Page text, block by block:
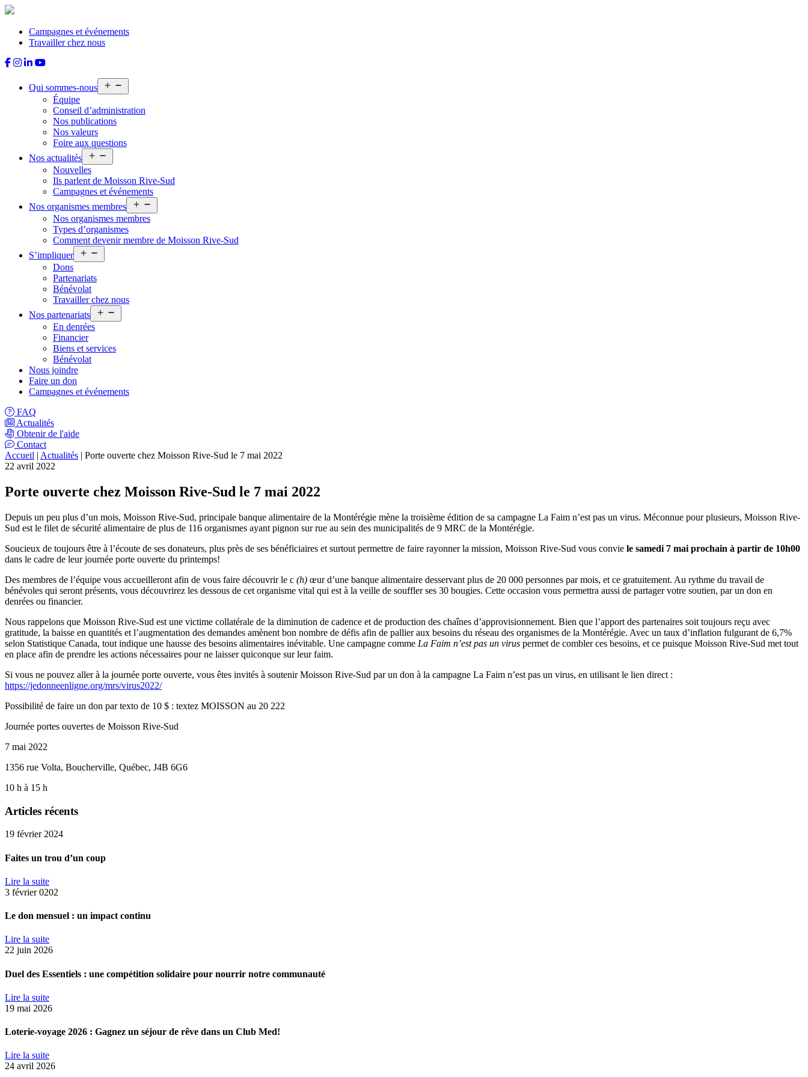
Aller
contenuCampagnes et événements
Travailler chez nous
Qui sommes-nous
le
Équipe
Conseil d’administration
Nos publications
Nos valeurs
Foire aux questions
Nos actualités
le
Nouvelles
Ils parlent de Moisson Rive-Sud
Campagnes et événements
Nos organismes membres
le
Nos organismes membres
Types d’organismes
Comment devenir membre de Moisson Rive-Sud
S’impliquer
le
Dons
Partenariats
Bénévolat
Travailler chez nous
Nos partenariats
le
En denrées
Financier
Biens et services
Bénévolat
Nous joindre
Faire un don
Campagnes et événements
FAQ
Actualités
Obtenir de l'aide
Contact
Accueil | Actualités | Porte ouverte chez Moisson Rive-Sud le 7 mai 2022
22 avril 2022
Porte ouverte chez Moisson Rive-Sud le 7 mai 2022
Depuis un peu plus d’un mois, Moisson Rive-Sud, principale banque alimentaire de la Montérégie mène la troisième édition de sa campagne La Faim n’est pas un virus. Méconnue pour plusieurs, Moisson Rive-
Sud est le filet de sécurité alimentaire de plus de 116 organismes ayant pignon sur rue au sein des municipalités de 9 MRC de la Montérégie.
Soucieux de toujours être à l’écoute de ses donateurs, plus près de ses bénéficiaires et surtout permettre de faire rayonner la mission, Moisson Rive-Sud vous convie le samedi 7 mai prochain à partir de 10h00
dans le cadre de leur journée porte ouverte du printemps!
Des membres de l’équipe vous accueilleront afin de vous faire découvrir le c (h) œur d’une banque alimentaire desservant plus de 20 000 personnes par mois, et ce gratuitement. Au rythme du travail de
bénévoles qui seront présents, vous découvrirez les dessous de cet organisme vital qui est à la veille de souffler ses 30 bougies. Cette occasion vous permettra aussi de partager votre soutien, par un don en
denrées ou financier.
Nous rappelons que Moisson Rive-Sud est une victime collatérale de la diminution de cadence et de production des chaînes d’approvisionnement. Bien que l’apport des partenaires soit toujours reçu avec
gratitude, la baisse en quantités et l’augmentation des demandes amènent bon nombre de défis afin de pallier aux besoins du réseau des organismes de la Montérégie. Avec un taux d’inflation fulgurant de 6,7%
selon Statistique Canada, tout indique une hausse des besoins alimentaires inévitable. Une campagne comme La Faim n’est pas un virus permet de combler ces besoins, et ce puisque Moisson Rive-Sud met tout
en place afin de prendre les actions nécessaires pour ne laisser quiconque sur leur faim.
Si vous ne pouvez aller à la journée porte ouverte, vous êtes invités à soutenir Moisson Rive-Sud par un don à la campagne La Faim n’est pas un virus, en utilisant le lien direct :
https://jedonneenligne.org/mrs/virus2022/
Possibilité de faire un don par texto de 10 $ : textez MOISSON au 20 222
Journée portes ouvertes de Moisson Rive-Sud
7 mai 2022
1356 rue Volta, Boucherville, Québec, J4B 6G6
10 h à 15 h
Articles récents
19 février 2024
Faites un trou d’un coup
Lire la suite
3 février 0202
Le don mensuel : un impact continu
Lire la suite
22 juin 2026
Duel des Essentiels : une compétition solidaire pour nourrir notre communauté
Lire la suite
19 mai 2026
Loterie-voyage 2026 : Gagnez un séjour de rêve dans un Club Med!
Lire la suite
24 avril 2026